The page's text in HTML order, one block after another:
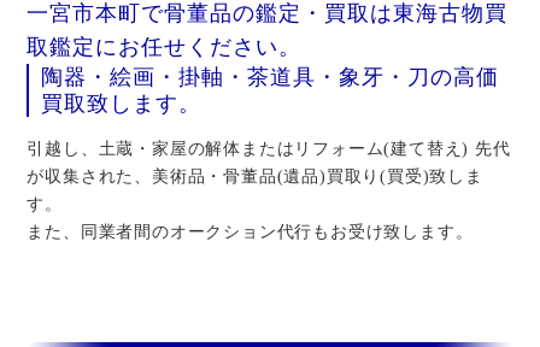
一宮市本町で骨董品の鑑定・買取は東海古物買
取鑑定にお任せください。
陶器・絵画・掛軸・茶道具・象牙・刀の高価
買取致します。
引越し、土蔵・家屋の解体またはリフォーム(建て替え) 先代
が収集された、美術品・骨董品(遺品)買取り(買受)致しま
す。
また、同業者間のオークション代行もお受け致します。